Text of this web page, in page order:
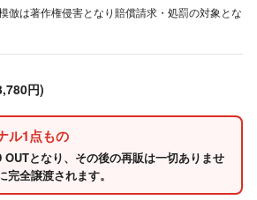
倣は著作権侵害となり賠償請求・処罰の対象とな
円)
ル1点もの
となり、その後の再販は一切ありませ
全譲渡されます。